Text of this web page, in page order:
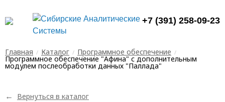
+7 (391) 258-09-23
Главная Каталог Программное обеспечение
Программное обеспечение "Афина" с дополнительным
модулем послеобработки данных "Паллада"
← Вернуться в каталог